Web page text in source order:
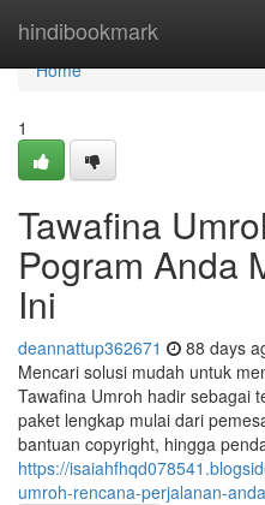
hindibookmark
Home
Home
1
Tawafina
Pogram Anda
Ini
deannattup362671 88 days
Mencari solusi mudah untuk
Tawafina Umroh hadir sebagai
paket lengkap mulai dari
bantuan copyright, hingga
https://
umroh-rencana-perjalanan-